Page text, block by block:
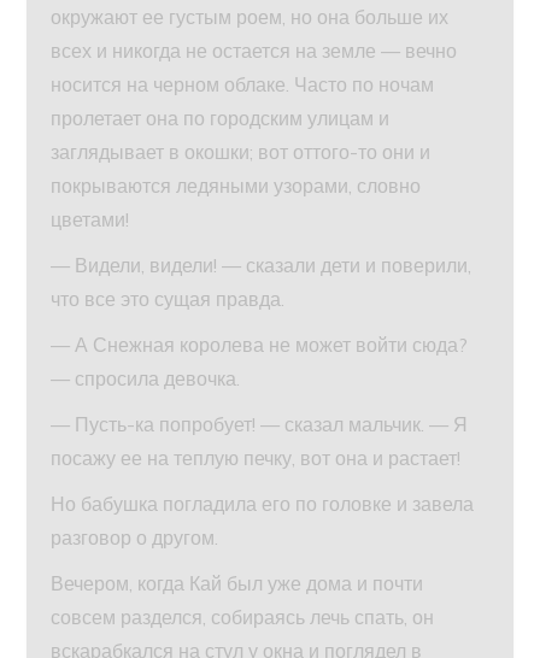
окружают ее густым роем, но она больше их
всех и никогда не остается на земле — вечно
носится на черном облаке. Часто по ночам
пролетает она по городским улицам и
заглядывает в окошки; вот оттого-то они и
покрываются ледяными узорами, словно
цветами!
— Видели, видели! — сказали дети и поверили,
что все это сущая правда.
— А Снежная королева не может войти сюда?
— спросила девочка.
— Пусть-ка попробует! — сказал мальчик. — Я
посажу ее на теплую печку, вот она и растает!
Но бабушка погладила его по головке и завела
разговор о другом.
Вечером, когда Кай был уже дома и почти
совсем разделся, собираясь лечь спать, он
вскарабкался на стул у окна и поглядел в